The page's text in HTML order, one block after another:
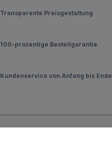
Transparente Preisgestaltung
100-prozentige Bestellgarantie
Kundenservice von Anfang bis Ende